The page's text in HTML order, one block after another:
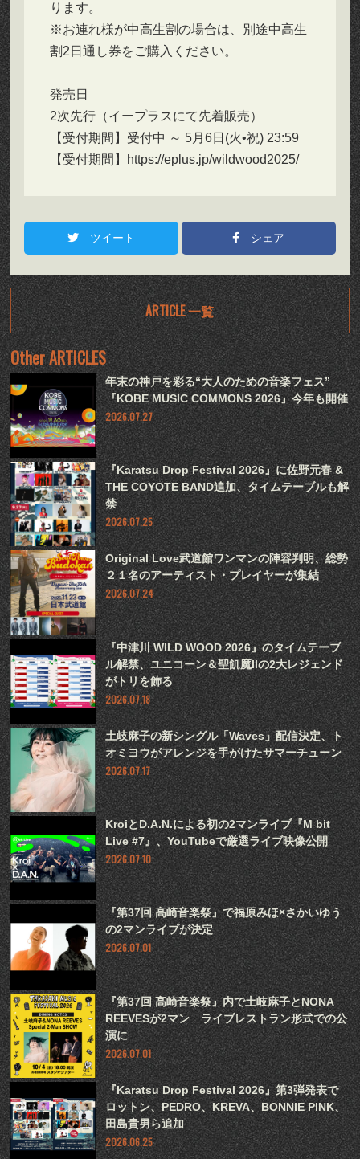
ります。
※お連れ様が中高生割の場合は、別途中高生
割2日通し券をご購入ください。
発売日
2次先行（イープラスにて先着販売）
【受付期間】受付中 ～ 5月6日(火•祝) 23:59
【受付期間】https://eplus.jp/wildwood2025/
ツイート シェア
ARTICLE 一覧
Other ARTICLES
年末の神戸を彩る“大人のための音楽フェス”
『KOBE MUSIC COMMONS 2026』今年も開催
2026.07.27
『Karatsu Drop Festival 2026』に佐野元春 &
THE COYOTE BAND追加、タイムテーブルも解
禁
2026.07.25
Original Love武道館ワンマンの陣容判明、総勢
２１名のアーティスト・プレイヤーが集結
2026.07.24
『中津川 WILD WOOD 2026』のタイムテーブ
ル解禁、ユニコーン＆聖飢魔IIの2大レジェンド
がトリを飾る
2026.07.18
土岐麻子の新シングル「Waves」配信決定、ト
オミヨウがアレンジを手がけたサマーチューン
2026.07.17
KroiとD.A.N.による初の2マンライブ『M bit
Live #7』、YouTubeで厳選ライブ映像公開
2026.07.10
『第37回 高崎音楽祭』で福原みほ×さかいゆう
の2マンライブが決定
2026.07.01
『第37回 高崎音楽祭』内で土岐麻子とNONA
REEVESが2マン ライブレストラン形式での公
演に
2026.07.01
『Karatsu Drop Festival 2026』第3弾発表で
ロットン、PEDRO、KREVA、BONNIE PINK、
田島貴男ら追加
2026.06.25